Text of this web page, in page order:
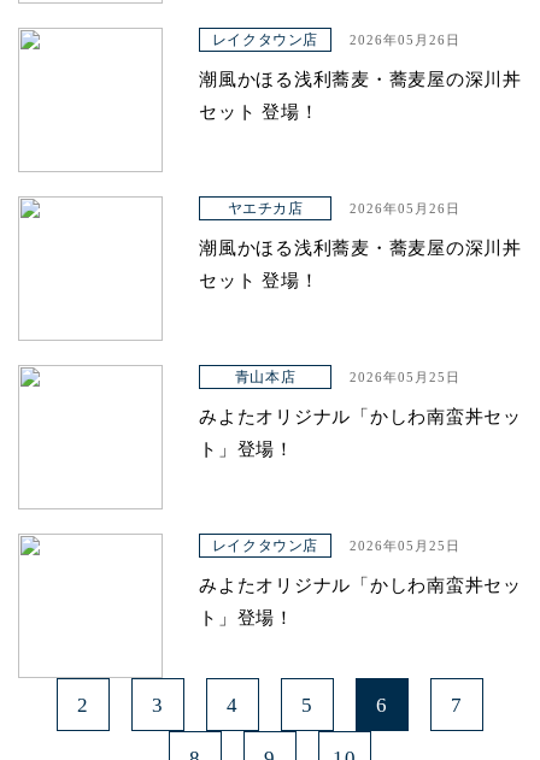
レイクタウン店 2026年05月26日
潮風かほる浅利蕎麦・蕎麦屋の深川丼
セット 登場！
ヤエチカ店 2026年05月26日
潮風かほる浅利蕎麦・蕎麦屋の深川丼
セット 登場！
青山本店 2026年05月25日
みよたオリジナル「かしわ南蛮丼セッ
ト」登場！
レイクタウン店 2026年05月25日
みよたオリジナル「かしわ南蛮丼セッ
ト」登場！
2 3 4 5 6 7